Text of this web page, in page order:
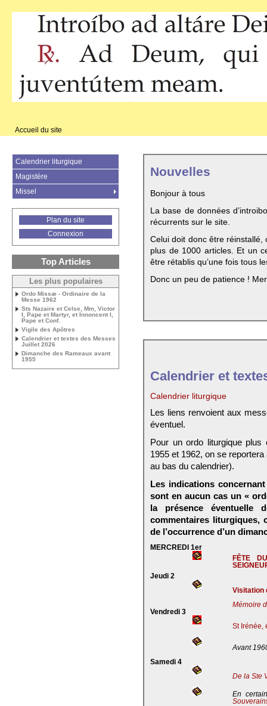
Accueil du site
Nouvelles
Bonjour à tous
La base de données
récurrents sur le site.
Celui doit donc être
plus de 1000 articles. Et un
être rétablis qu’une fois tous
Donc un peu de patience !
Calendrier et
Calendrier liturgique
Les liens renvoient aux
éventuel.
Pour un ordo liturgique plus
1955 et 1962, on se
au bas du calendrier).
Les indications
sont en aucun cas un «
la présence éventuelle
commentaires liturgiques,
de l’occurrence d’un
MERCREDI 1er
FÊTE
Jeudi 2
Visitation
Mémoire
Vendredi 3
St Irénée,
Avant
Samedi 4
De la Ste
En
Calendrier liturgique
Magistère
Missel
Plan du site
Connexion
Top Articles
Les plus populaires
Ordo Missæ - Ordinaire de la
Messe 1962
Sts Nazaire et Celse, Mm, Victor
I, Pape et Martyr, et Innoncent I,
Pape et Conf.
Vigile des Apôtres
Calendrier et textes des Messes
Juillet 2026
Dimanche des Rameaux avant
1955